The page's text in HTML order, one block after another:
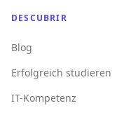
DESCUBRIR
Blog
Erfolgreich studieren
IT-Kompetenz